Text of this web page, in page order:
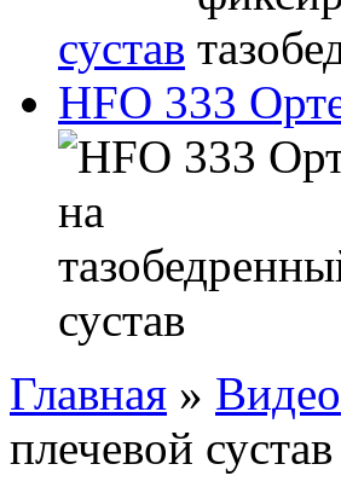
сустав
HFO 333
Главная » Видео
плечевой